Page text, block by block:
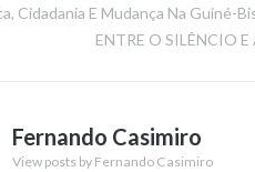
Cidadania E Mudança Na Guiné-
ENTRE O SILÊNCIO
Fernando Casimiro
View posts by Fernando Casimiro